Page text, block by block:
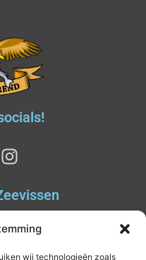
wij technologieën zoals
& Prijzen